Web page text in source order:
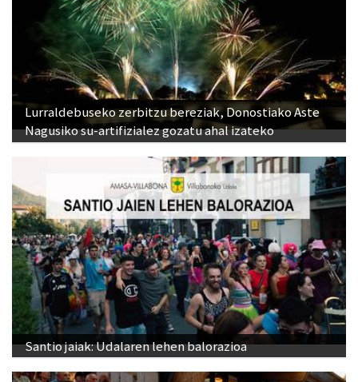
Lurraldebuseko zerbitzu bereziak, Donostiako Aste
Nagusiko su-artifizialez gozatu ahal izateko
Santio jaiak: Udalaren lehen balorazioa